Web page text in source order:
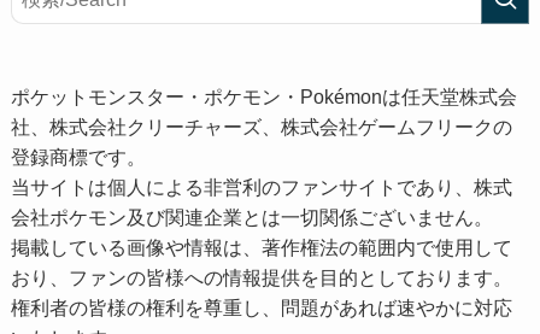
ポケットモンスター・ポケモン・Pokémonは任天堂株式会
社、株式会社クリーチャーズ、株式会社ゲームフリークの
登録商標です。
当サイトは個人による非営利のファンサイトであり、株式
会社ポケモン及び関連企業とは一切関係ございません。
掲載している画像や情報は、著作権法の範囲内で使用して
おり、ファンの皆様への情報提供を目的としております。
権利者の皆様の権利を尊重し、問題があれば速やかに対応